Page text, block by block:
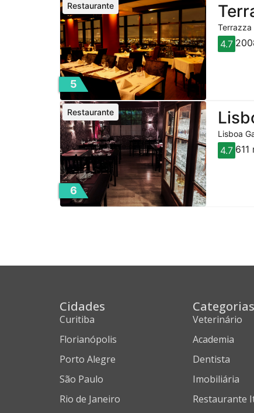
5
Restaurante
4.7
6
Restaurante
Lisboa
4.7 611
Cidades
Curitiba
Florianópolis
Porto Alegre
São Paulo
Rio de Janeiro
Categorias
Veterinário
Academia
Dentista
Imobiliária
Restaurante